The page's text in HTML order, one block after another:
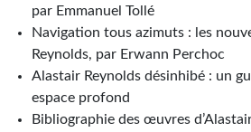
Soumettre un manuscrit
Support technique
par Emmanuel Tollé
Navigation tous azimuts : les
Reynolds, par Erwann Perchoc
Alastair Reynolds désinhibé : un
espace profond
Bibliographie des œuvres